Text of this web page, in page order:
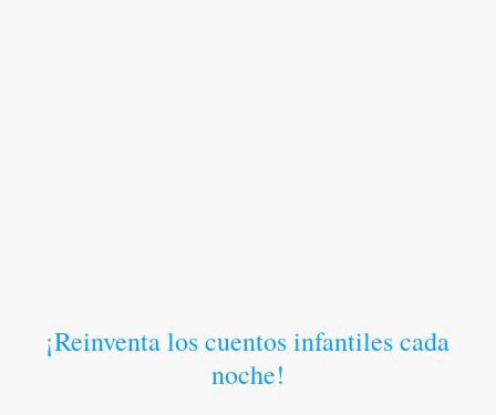
¡Reinventa los cuentos infantiles cada
noche!